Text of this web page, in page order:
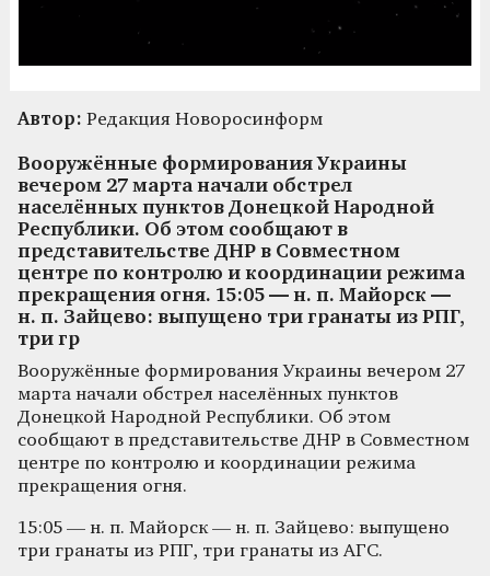
Автор: Редакция Новоросинформ
Вооружённые формирования Украины
вечером 27 марта начали обстрел
населённых пунктов Донецкой Народной
Республики. Об этом сообщают в
представительстве ДНР в Совместном
центре по контролю и координации режима
прекращения огня. 15:05 — н. п. Майорск —
н. п. Зайцево: выпущено три гранаты из РПГ,
три гр
Вооружённые формирования Украины вечером 27
марта начали обстрел населённых пунктов
Донецкой Народной Республики. Об этом
сообщают в представительстве ДНР в Совместном
центре по контролю и координации режима
прекращения огня.
15:05 — н. п. Майорск — н. п. Зайцево: выпущено
три гранаты из РПГ, три гранаты из АГС.